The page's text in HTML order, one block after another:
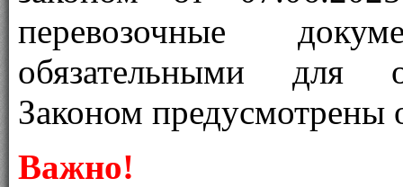
перевозочные
обязательными для
Законом предусмотрены
Важно!